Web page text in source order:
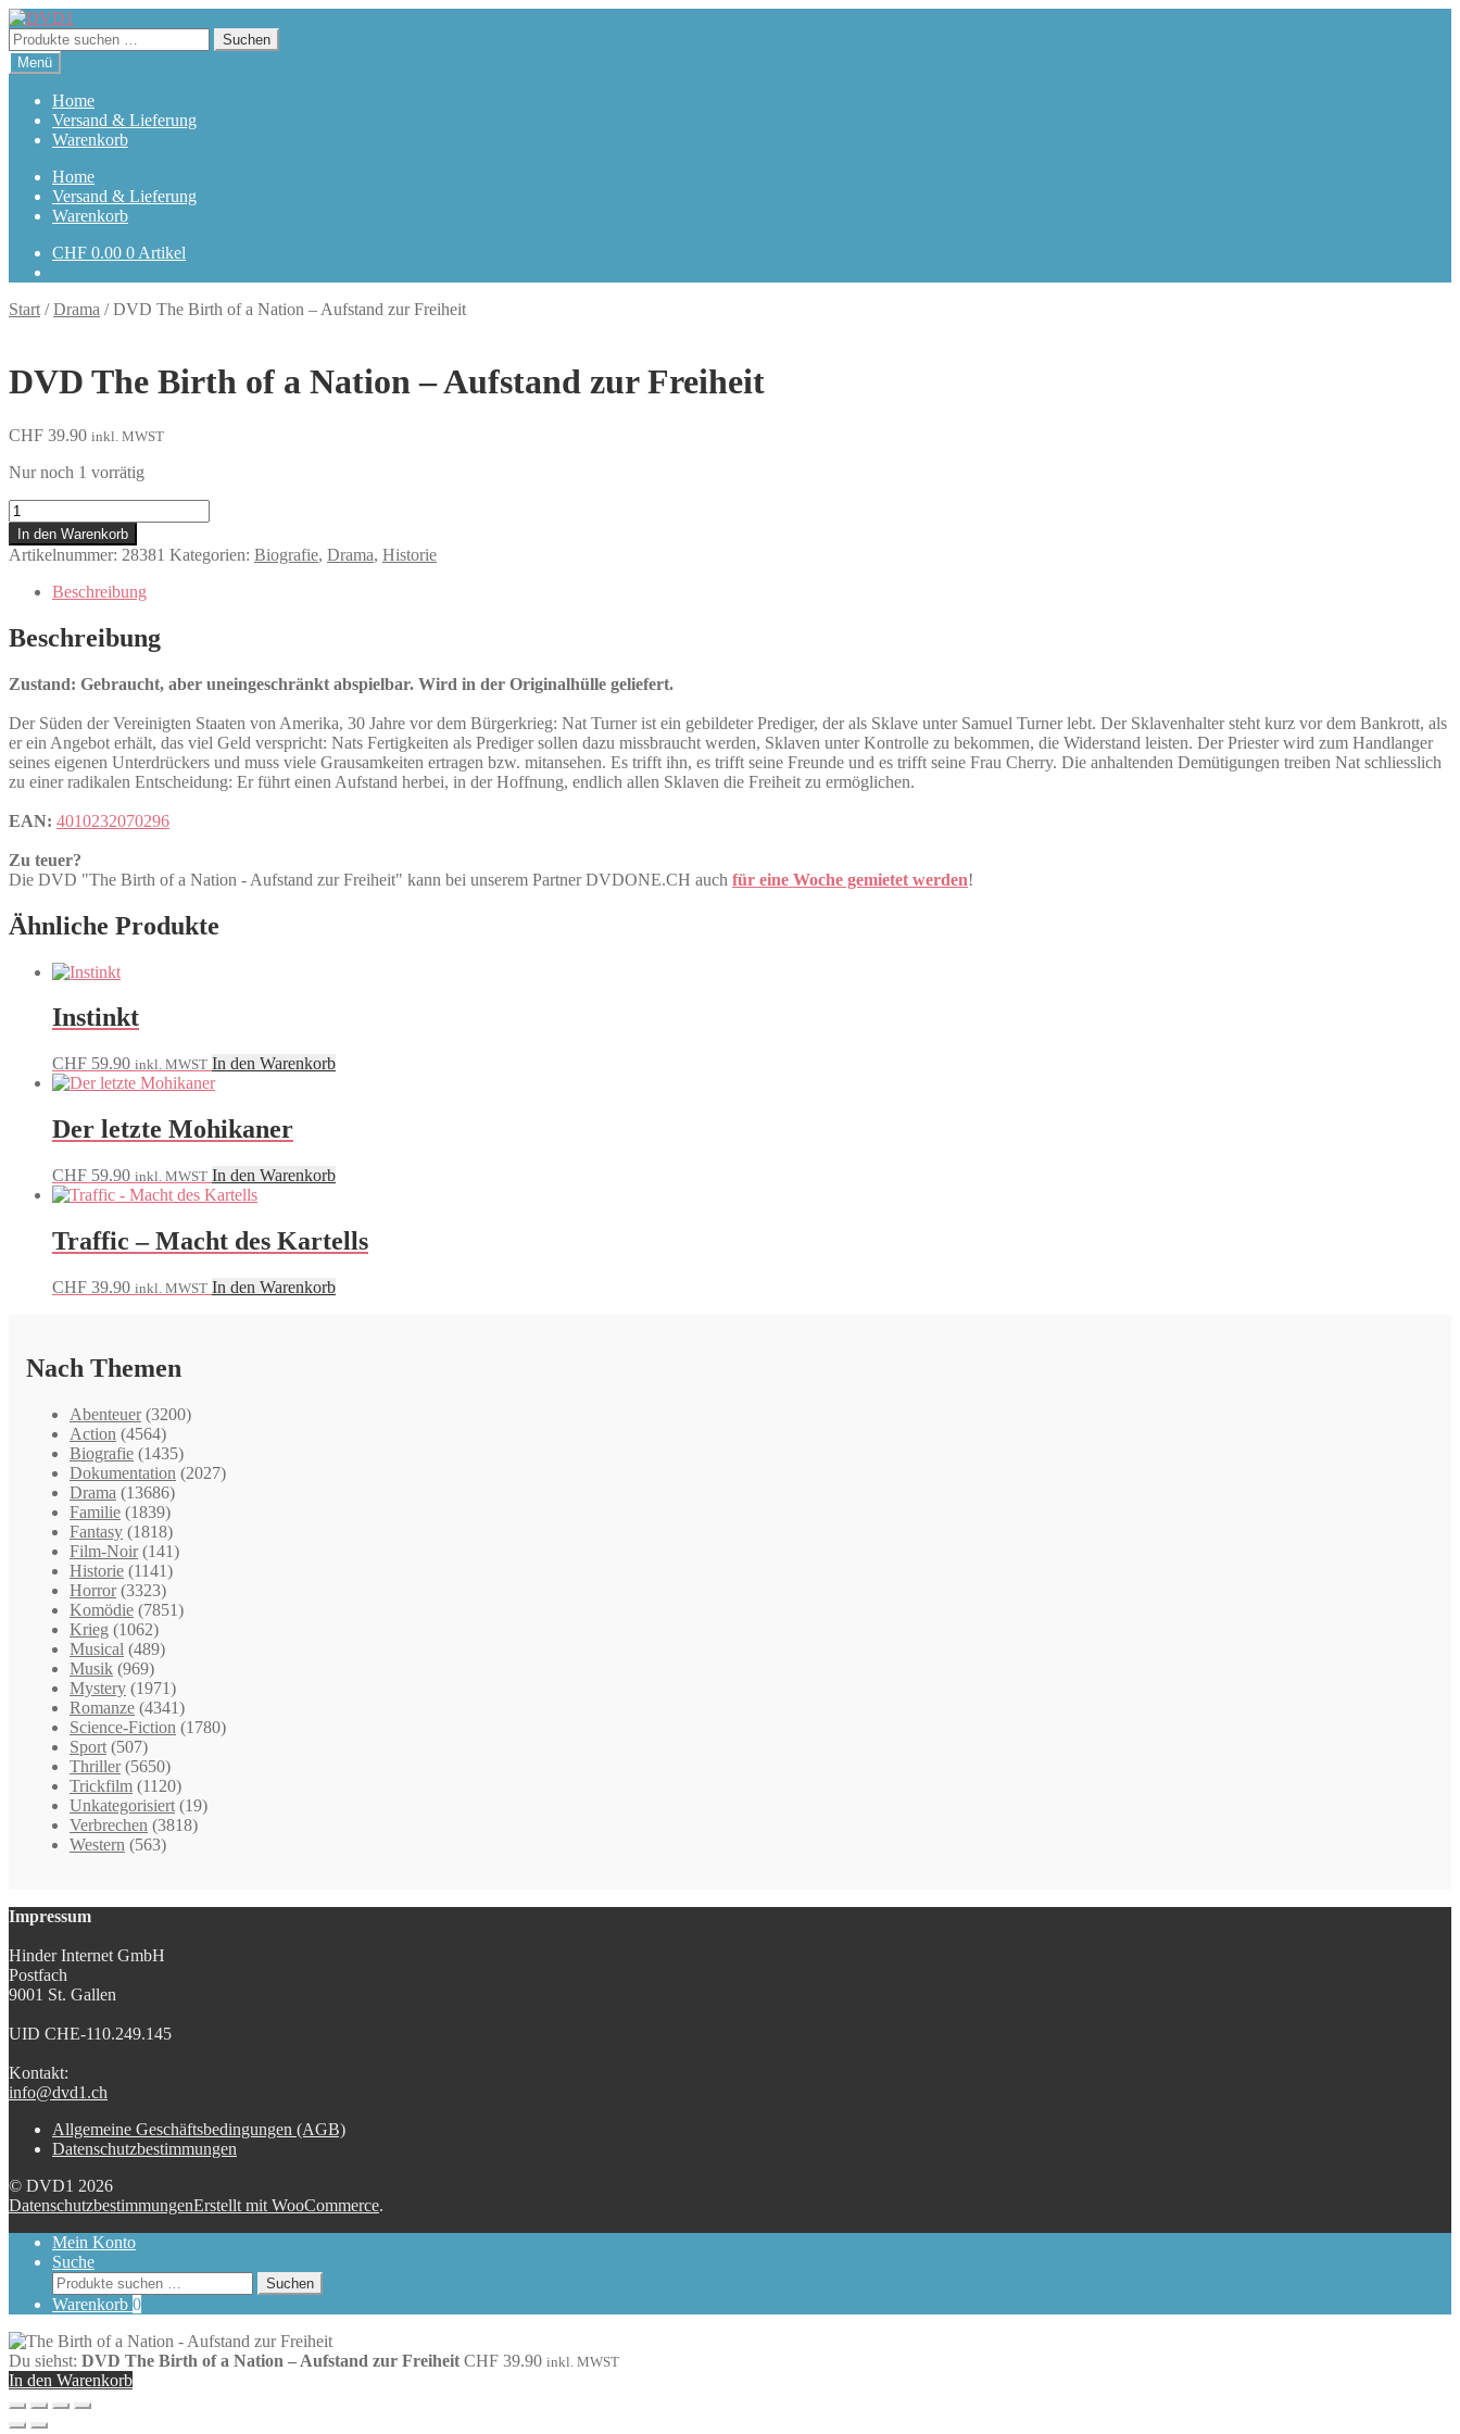
Zur
Navigation
springen
Zum
Inhalt
springen
Suchen
nach:
Suchen
Menü
Home
Versand & Lieferung
Warenkorb
Home
Versand & Lieferung
Warenkorb
CHF 0.00 0 Artikel
Start /Drama /DVD The Birth of a Nation – Aufstand zur Freiheit
DVD The Birth of a Nation – Aufstand zur Freiheit
CHF 39.90 inkl. MWST
Nur noch 1 vorrätig
The
Birth
of
a
Nation
Aufstand
zur
Menge
In den Warenkorb
Artikelnummer: 28381 Kategorien: Biografie, Drama, Historie
Beschreibung
Beschreibung
Zustand: Gebraucht, aber uneingeschränkt abspielbar. Wird in der Originalhülle geliefert.
Der Süden der Vereinigten Staaten von Amerika, 30 Jahre vor dem Bürgerkrieg: Nat Turner ist ein gebildeter Prediger, der als Sklave unter Samuel Turner lebt. Der Sklavenhalter steht kurz vor dem Bankrott, als
er ein Angebot erhält, das viel Geld verspricht: Nats Fertigkeiten als Prediger sollen dazu missbraucht werden, Sklaven unter Kontrolle zu bekommen, die Widerstand leisten. Der Priester wird zum Handlanger
seines eigenen Unterdrückers und muss viele Grausamkeiten ertragen bzw. mitansehen. Es trifft ihn, es trifft seine Freunde und es trifft seine Frau Cherry. Die anhaltenden Demütigungen treiben Nat schliesslich
zu einer radikalen Entscheidung: Er führt einen Aufstand herbei, in der Hoffnung, endlich allen Sklaven die Freiheit zu ermöglichen.
EAN: 4010232070296
Zu teuer?
Die DVD "The Birth of a Nation - Aufstand zur Freiheit" kann bei unserem Partner DVDONE.CH auch für eine Woche gemietet werden!
Ähnliche Produkte
Instinkt
CHF 59.90 inkl. MWST In den Warenkorb
Der letzte Mohikaner
CHF 59.90 inkl. MWST In den Warenkorb
Traffic – Macht des Kartells
CHF 39.90 inkl. MWST In den Warenkorb
Nach Themen
Abenteuer (3200)
Action (4564)
Biografie (1435)
Dokumentation (2027)
Drama (13686)
Familie (1839)
Fantasy (1818)
Film-Noir (141)
Historie (1141)
Horror (3323)
Komödie (7851)
Krieg (1062)
Musical (489)
Musik (969)
Mystery (1971)
Romanze (4341)
Science-Fiction (1780)
Sport (507)
Thriller (5650)
Trickfilm (1120)
Unkategorisiert (19)
Verbrechen (3818)
Western (563)
Impressum
Hinder Internet GmbH
Postfach
9001 St. Gallen
UID CHE-110.249.145
Kontakt:
info@dvd1.ch
Allgemeine Geschäftsbedingungen (AGB)
Datenschutzbestimmungen
© DVD1 2026
DatenschutzbestimmungenErstellt mit WooCommerce.
Mein Konto
Suche
Suchen
nach:
Suchen
Warenkorb 0
Du siehst: DVD The Birth of a Nation – Aufstand zur Freiheit CHF 39.90 inkl. MWST
In den Warenkorb